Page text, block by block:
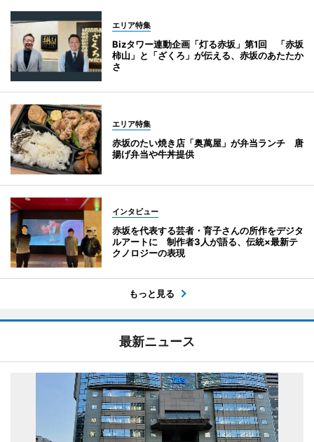
エリア特集
Bizタワー連動企画「灯る赤坂」第1回 「赤坂
柿山」と「ざくろ」が伝える、赤坂のあたたか
さ
エリア特集
赤坂のたい焼き店「奥萬屋」が弁当ランチ 唐
揚げ弁当や牛丼提供
インタビュー
赤坂を代表する芸者・育子さんの所作をデジタ
ルアートに 制作者3人が語る、伝統×最新テ
クノロジーの表現
もっと見る
最新ニュース